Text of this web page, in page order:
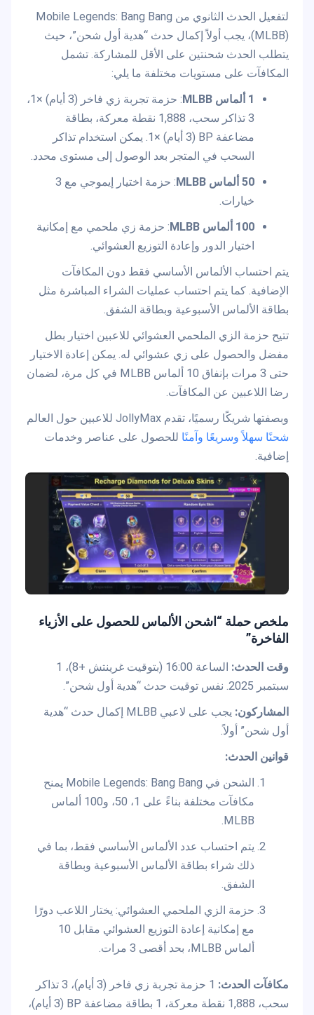
لتفعيل الحدث الثانوي من Mobile Legends: Bang Bang
(MLBB)، يجب أولاً إكمال حدث “هدية أول شحن”، حيث
يتطلب الحدث شحنتين على الأقل للمشاركة. تشمل
المكافآت على مستويات مختلفة ما يلي:
1 ألماس MLBB
: حزمة تجربة زي فاخر (3 أيام) ×1،
3 تذاكر سحب، 1,888 نقطة معركة، بطاقة
مضاعفة BP (3 أيام) ×1. يمكن استخدام تذاكر
السحب في المتجر بعد الوصول إلى مستوى محدد.
50 ألماس MLBB
: حزمة اختيار إيموجي مع 3
خيارات.
100 ألماس MLBB
: حزمة زي ملحمي مع إمكانية
اختيار الدور وإعادة التوزيع العشوائي.
يتم احتساب الألماس الأساسي فقط دون المكافآت
الإضافية. كما يتم احتساب عمليات الشراء المباشرة مثل
بطاقة الألماس الأسبوعية وبطاقة الشفق.
تتيح حزمة الزي الملحمي العشوائي للاعبين اختيار بطل
مفضل والحصول على زي عشوائي له. يمكن إعادة الاختيار
حتى 3 مرات بإنفاق 10 ألماس MLBB في كل مرة، لضمان
رضا اللاعبين عن المكافآت.
وبصفتها شريكًا رسميًا، تقدم JollyMax للاعبين حول العالم
شحنًا سهلاً وسريعًا وآمنًا للحصول على عناصر وخدمات
إضافية.
ملخص حملة “اشحن الألماس للحصول على الأزياء
الفاخرة”
وقت الحدث:
الساعة 16:00 (بتوقيت غرينتش +8)، 1
سبتمبر 2025. نفس توقيت حدث “هدية أول شحن”.
المشاركون:
يجب على لاعبي MLBB إكمال حدث “هدية
أول شحن” أولاً.
قوانين الحدث:
الشحن في Mobile Legends: Bang Bang يمنح
مكافآت مختلفة بناءً على 1، 50، و100 ألماس
MLBB.
يتم احتساب عدد الألماس الأساسي فقط، بما في
ذلك شراء بطاقة الألماس الأسبوعية وبطاقة
الشفق.
حزمة الزي الملحمي العشوائي: يختار اللاعب دورًا
مع إمكانية إعادة التوزيع العشوائي مقابل 10
ألماس MLBB، بحد أقصى 3 مرات.
مكافآت الحدث:
1 حزمة تجربة زي فاخر (3 أيام)، 3 تذاكر
سحب، 1,888 نقطة معركة، 1 بطاقة مضاعفة BP (3 أيام)،